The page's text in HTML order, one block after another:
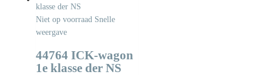
Niet op voorraad Snelle
weergave
44764 ICK-wagon
1e klasse der NS